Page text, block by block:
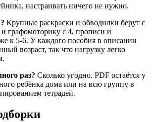
слух
восприятие
и слияний
настраивать ничего не нужно.
Крупные раскраски и обводилки берут с
графомоторику с 4, прописи и
к 5-6. У каждого пособия в описании
возраст, так что нагрузку легко
раз? Сколько угодно. PDF остаётся у
ребёнка дома или на всю группу в
тетрадей.